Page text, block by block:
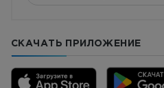
СКАЧАТЬ ПРИЛОЖЕНИЕ